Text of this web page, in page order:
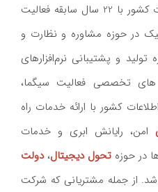
کشور با 22 سال سابقه فعاليت
رتبه 1 انفورماتيک در حوزه مشاوره و نظارت و
در حوزه توليد و پشتيبانی نرم‌افزارهای
تخصصی فعالیت سیگما،
کشور با ارائه خدمات راه
امن، رایانش ابری و خدمات
در حوزه تحول دیجیتال،دولت
از جمله مشتریانی که شرکت